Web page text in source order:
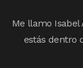
Me llamo Isabel
estás dentro